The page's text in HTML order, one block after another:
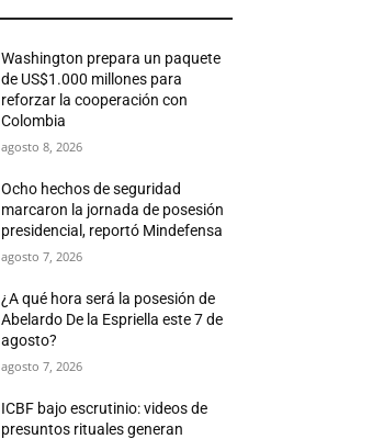
Washington prepara un paquete
de US$1.000 millones para
reforzar la cooperación con
Colombia
agosto 8, 2026
Ocho hechos de seguridad
marcaron la jornada de posesión
presidencial, reportó Mindefensa
agosto 7, 2026
¿A qué hora será la posesión de
Abelardo De la Espriella este 7 de
agosto?
agosto 7, 2026
ICBF bajo escrutinio: videos de
presuntos rituales generan